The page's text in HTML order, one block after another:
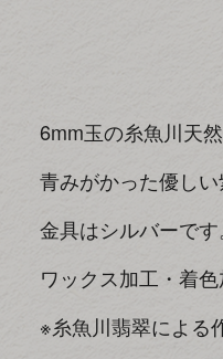
6mm玉の糸魚川天
青みがかった優し
金具はシルバーで
ワックス加工・着
※糸魚川翡翠による